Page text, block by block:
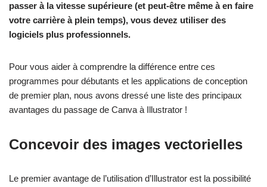
passer à la vitesse supérieure (et peut-être même à en faire
votre carrière à plein temps), vous devez utiliser des
logiciels plus professionnels.
Pour vous aider à comprendre la différence entre ces
programmes pour débutants et les applications de conception
de premier plan, nous avons dressé une liste des principaux
avantages du passage de Canva à Illustrator !
Concevoir des images vectorielles
Le premier avantage de l’utilisation d’Illustrator est la possibilité